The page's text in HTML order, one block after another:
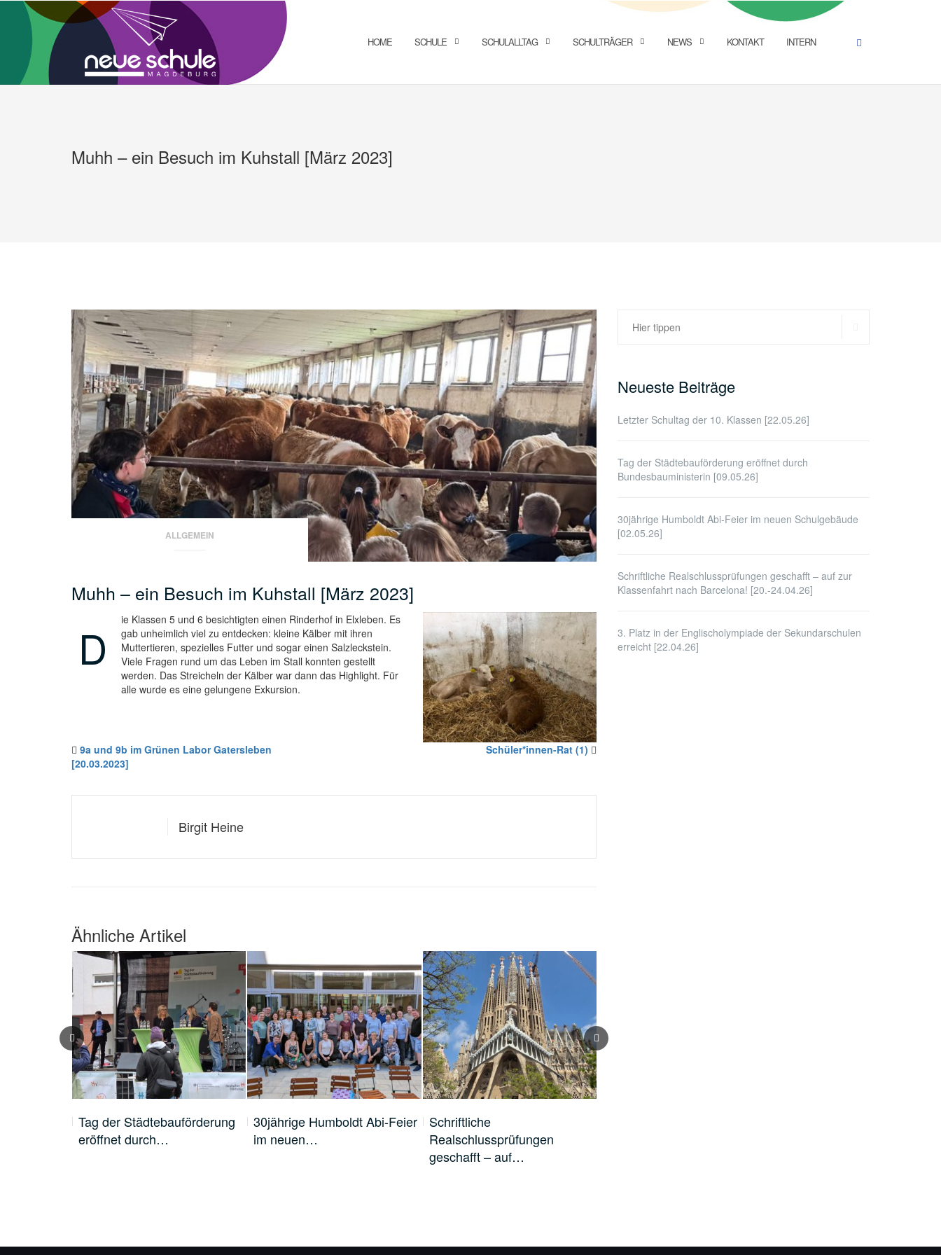
springen
HOME SCHULE SCHULALLTAG SCHULTRÄGER NEWS KONTAKT INTERN
Muhh – ein Besuch im Kuhstall [März 2023]
ALLGEMEIN
Muhh – ein Besuch im Kuhstall [März 2023]
D
ie Klassen 5 und 6 besichtigten einen Rinderhof in Elxleben. Es
gab unheimlich viel zu entdecken: kleine Kälber mit ihren
Muttertieren, spezielles Futter und sogar einen Salzleckstein.
Viele Fragen rund um das Leben im Stall konnten gestellt
werden. Das Streicheln der Kälber war dann das Highlight. Für
alle wurde es eine gelungene Exkursion.
9a und 9b im Grünen Labor Gatersleben
[20.03.2023]
Schüler*innen-Rat (1)
Birgit Heine
Ähnliche Artikel
Tag der Städtebauförderung
eröffnet durch…
30jährige Humboldt Abi-Feier
im neuen…
Schriftliche
Realschlussprüfungen
geschafft – auf…
Suchen
Neueste Beiträge
Letzter Schultag der 10. Klassen [22.05.26]
Tag der Städtebauförderung eröffnet durch
Bundesbauministerin [09.05.26]
30jährige Humboldt Abi-Feier im neuen Schulgebäude
[02.05.26]
Schriftliche Realschlussprüfungen geschafft – auf zur
Klassenfahrt nach Barcelona! [20.-24.04.26]
3. Platz in der Englischolympiade der Sekundarschulen
erreicht [22.04.26]